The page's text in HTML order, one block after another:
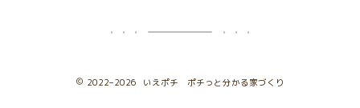
2022–2026 いえポチ ポチっと分かる家づくり